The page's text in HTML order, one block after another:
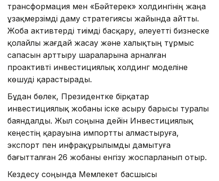
трансформация мен «Бәйтерек» холдингінің жаңа
ұзақмерзімді даму стратегиясы жайында айтты.
Жоба активтерді тиімді басқару, әлеуетті бизнеске
қолайлы жағдай жасау және халықтың тұрмыс
сапасын арттыру шараларына арналған
проактивті инвестициялық холдинг моделіне
көшуді қарастырады.
Бұдан бөлек, Президентке бірқатар
инвестициялық жобаны іске асыру барысы туралы
баяндалды. Жыл соңына дейін Инвестициялық
кеңестің қарауына импортты алмастыруға,
экспорт пен инфрақұрылымды дамытуға
бағытталған 26 жобаны енгізу жоспарланып отыр.
Кездесу соңында Мемлекет басшысы